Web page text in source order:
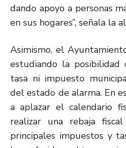
dando apoyo a personas
en sus hogares”, señala la
Asimismo, el
estudiando la posibilidad
tasa ni impuesto
del estado de alarma. En
a aplazar el calendario
realizar una rebaja
principales impuestos y